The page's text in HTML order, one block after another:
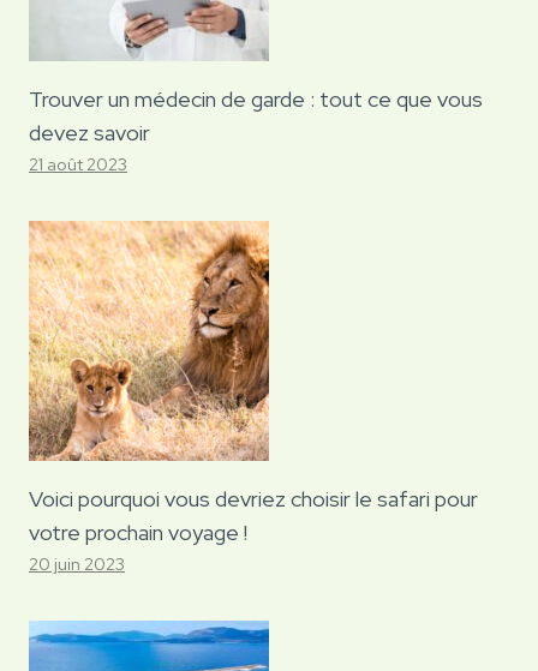
Trouver un médecin de garde : tout ce que vous
devez savoir
21 août 2023
Voici pourquoi vous devriez choisir le safari pour
votre prochain voyage !
20 juin 2023